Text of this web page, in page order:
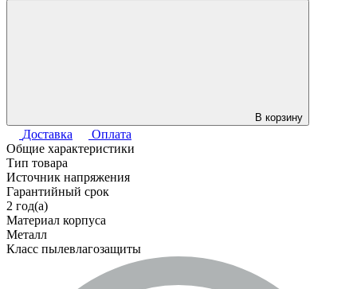
В корзину
Доставка
Оплата
Общие характеристики
Тип товара
Источник напряжения
Гарантийный срок
2 год(а)
Материал корпуса
Металл
Класс пылевлагозащиты